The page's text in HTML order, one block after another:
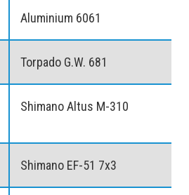
Aluminium 6061
Torpado G.W. 681
Shimano Altus M-310
Shimano EF-51 7x3